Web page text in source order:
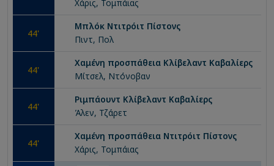
Χάρις, Τομπάιας
44'
Μπλόκ Ντιτρόιτ Πίστονς
Πιντ, Πολ
44'
Χαμένη προσπάθεια Κλίβελαντ Καβαλίερς
Μίτσελ, Ντόνοβαν
44'
Ριμπάουντ Κλίβελαντ Καβαλίερς
Άλεν, Τζάρετ
44'
Χαμένη προσπάθεια Ντιτρόιτ Πίστονς
Χάρις, Τομπάιας